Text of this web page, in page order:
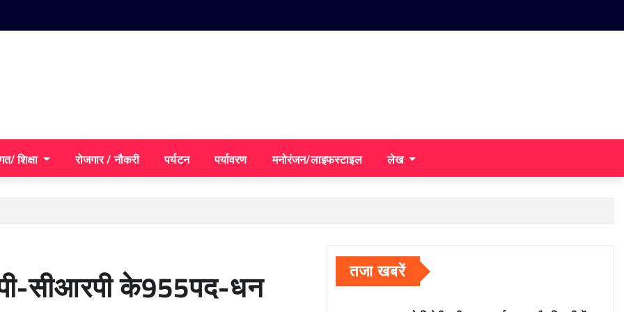
शिक्षा रोजगार / नौकरी पर्यटन पर्यावरण मनोरंजन/लाइफस्टाइल लेख
सीआरपी के955पद-धन तजा खबरें